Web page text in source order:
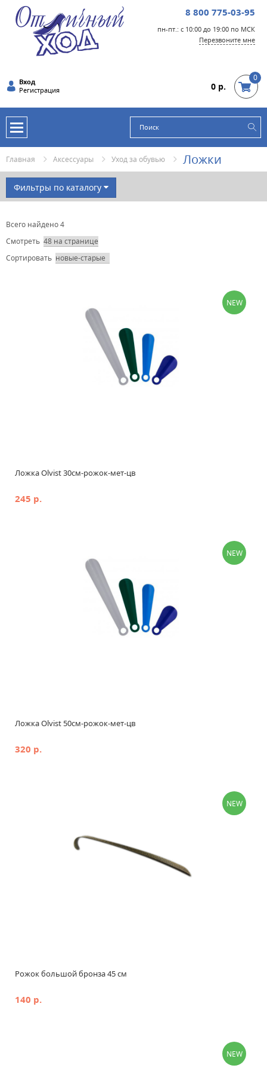
8 800 775-03-95
пн-пт.: с 10:00 до 19:00 по МСК
Перезвоните мне
Вход
Регистрация
0 р.
0
Главная Аксессуары Уход за обувью Ложки
Фильтры по каталогу
ОСОБЕННОСТИ
ТИП ОБУВИ
СТРАНА ПРОИСХОЖДЕНИЯ
Всего найдено 4
Смотреть
Сортировать
Ложка Olvist 30см-рожок-мет-цв
245 р.
NEW
Ложка Olvist 50см-рожок-мет-цв
320 р.
NEW
Рожок большой бронза 45 см
140 р.
NEW
NEW